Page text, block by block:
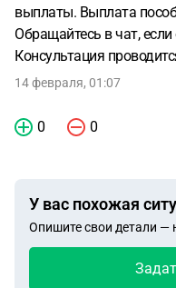
выплаты. Выплата
Обращайтесь в чат,
Консультация
14 февраля, 01:07
0 0
У вас похожая
Опишите свои детали —